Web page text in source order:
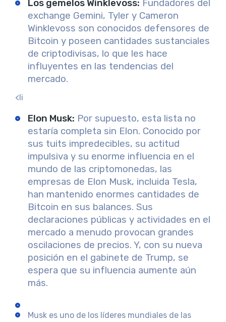
Los gemelos Winklevoss: Fundadores del
exchange Gemini, Tyler y Cameron
Winklevoss son conocidos defensores de
Bitcoin y poseen cantidades sustanciales
de criptodivisas, lo que les hace
influyentes en las tendencias del
mercado.
<li
Elon Musk: Por supuesto, esta lista no
estaría completa sin Elon. Conocido por
sus tuits impredecibles, su actitud
impulsiva y su enorme influencia en el
mundo de las criptomonedas, las
empresas de Elon Musk, incluida Tesla,
han mantenido enormes cantidades de
Bitcoin en sus balances. Sus
declaraciones públicas y actividades en el
mercado a menudo provocan grandes
oscilaciones de precios. Y, con su nueva
posición en el gabinete de Trump, se
espera que su influencia aumente aún
más.
Musk es uno de los líderes mundiales de las